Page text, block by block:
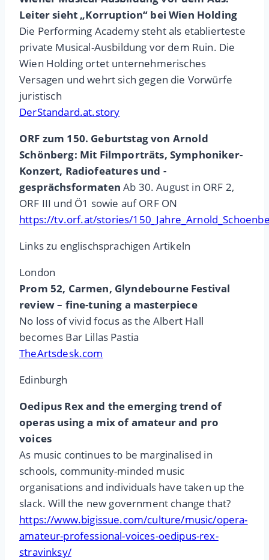
Leiter sieht „Korruption“ bei Wien Holding
Die Performing Academy steht als etablierteste
private Musical-Ausbildung vor dem Ruin. Die
Wien Holding ortet unternehmerisches
Versagen und wehrt sich gegen die Vorwürfe
juristisch
DerStandard.at.story
ORF zum 150. Geburtstag von Arnold
Schönberg: Mit Filmporträts, Symphoniker-
Konzert, Radiofeatures und -
gesprächsformaten Ab 30. August in ORF 2,
ORF III und Ö1 sowie auf ORF ON
https://tv.orf.at/stories/
Links zu englischsprachigen Artikeln
London
Prom 52, Carmen, Glyndebourne Festival
review – fine-tuning a masterpiece
No loss of vivid focus as the Albert Hall
becomes Bar Lillas Pastia
TheArtsdesk.com
Edinburgh
Oedipus Rex and the emerging trend of
operas using a mix of amateur and pro
voices
As music continues to be marginalised in
schools, community-minded music
organisations and individuals have taken up the
slack. Will the new government change that?
https://www.bigissue.com/culture/music/opera-
amateur-professional-voices-oedipus-rex-
stravinksy/